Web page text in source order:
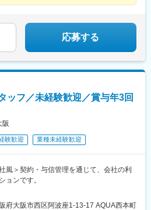
応募する
ッフ／未経験歓迎／賞与年3回
阪
験歓迎 業種未経験歓迎
風＞契約・与信管理を通じて、会社の利
ョンです。
府大阪市西区阿波座1-13-17 AQUA西本町